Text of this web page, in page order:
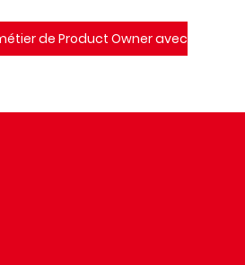
de Product Owner avec